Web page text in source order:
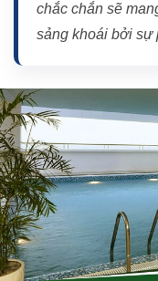
chắc chắn sẽ
sảng khoái bởi sự